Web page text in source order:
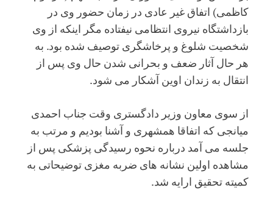
کاظمی) اتفاق غیر عادی در زمان حضور وی در
بازداشتگاه نیروی انتظامی نیفتاده مگر اینکه از وی
شخصیت شلوغ و‌ پرخاشگری توصیف شده بود. به
هر حال آثار ضعف و بحرانی شدن حال وی پس از
انتقال به زندان اوین آشکار می شود.
از سوی معاون وزیر دادگستری وقت جناب احمدی
میانجی که اتفاقا همشهری و آشنا بودیم و مرتب به
جلسه می آمد درباره نحوه رسیدگی پزشکی پس از
مشاهده اولین نشانه های ضربه مغزی توضیحاتی به
کمیته تحقیق ارایه شد.